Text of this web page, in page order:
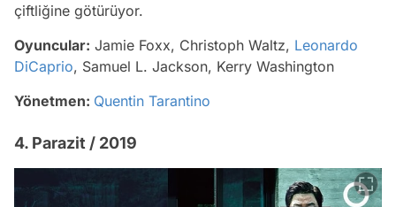
çiftliğine götürüyor.
Oyuncular: Jamie Foxx, Christoph Waltz, Leonardo
DiCaprio, Samuel L. Jackson, Kerry Washington
Yönetmen: Quentin Tarantino
4. Parazit / 2019